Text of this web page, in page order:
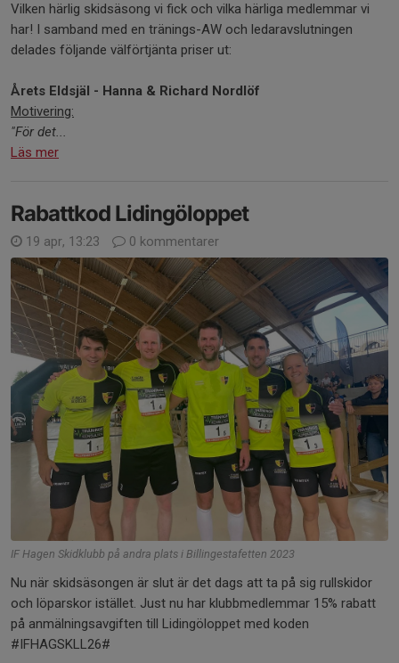
Vilken härlig skidsäsong vi fick och vilka härliga medlemmar vi
har! I samband med en tränings-AW och ledaravslutningen
delades följande välförtjänta priser ut:
Årets Eldsjäl - Hanna & Richard Nordlöf
Motivering:
"För det...
Läs mer
Rabattkod Lidingöloppet
19 apr, 13:23 0 kommentarer
IF Hagen Skidklubb på andra plats i Billingestafetten 2023
Nu när skidsäsongen är slut är det dags att ta på sig rullskidor
och löparskor istället. Just nu har klubbmedlemmar 15% rabatt
på anmälningsavgiften till Lidingöloppet med koden
#IFHAGSKLL26#